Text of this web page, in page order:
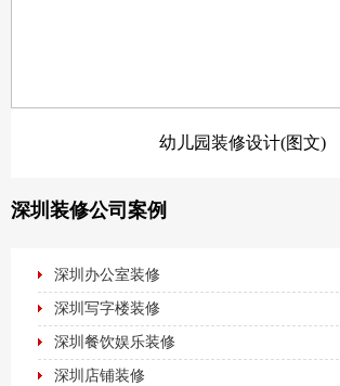
幼儿园装修设计(图文)
深圳装修公司案例
深圳办公室装修
深圳写字楼装修
深圳餐饮娱乐装修
深圳店铺装修